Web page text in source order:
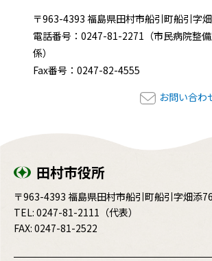
〒963-4393 福島県田村市船引町船引字
電話番号：0247-81-2271（市民病院整
係）
Fax番号：0247-82-4555
お問い合わ
田村市役所
〒963-4393 福島県田村市船引町船引字畑添
TEL: 0247-81-2111 （代表）
FAX: 0247-81-2522